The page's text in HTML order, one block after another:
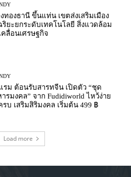
งทองธานี ขึ้นแท่น เขตส่งเสริมเมือง
ริยะยกระดับเทคโนโลยี สิ่งแวดล้อม
คลื่อนเศรษฐกิจ
รม ต้อนรับสารทจีน เปิดตัว “ชุด
ารมงคล” จาก Fudidiworld ไหว้ง่าย
รบ เสริมสิริมงคล เริ่มต้น 499 ฿
Load more